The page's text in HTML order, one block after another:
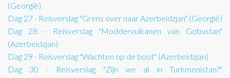
(Georgië)
Dag 27 - Reisverslag "Grens over naar Azerbeidzjan" (Georgië)
Dag 28 - Reisverslag "Moddervulkanen van Gobustan"
(Azerbeidzjan)
Dag 29 - Reisverslag "Wachten op de boot" (Azerbeidzjan)
Dag 30 - Reisverslag "Zijn we al in Turkmenistan?"